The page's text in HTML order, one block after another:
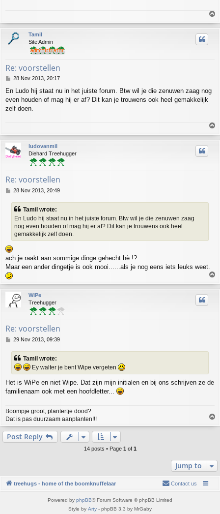
p
Tamil
Site Admin
Re: voorstellen
P
s
t
28 Nov 2013, 20:17
En Ludo hij staat nu in het juiste forum. Btw wil je die zenuwen zaag nog
even houden of mag hij er af? Dit kan je trouwens ook heel gemakkelijk
zelf doen.
o
p
ludovanmil
Diehard Treehugger
Re: voorstellen
P
s
28 Nov 2013, 20:49
Tamil wrote:
En Ludo hij staat nu in het juiste forum. Btw wil je die zenuwen zaag
nog even houden of mag hij er af? Dit kan je trouwens ook heel
gemakkelijk zelf doen.
ach je raakt aan sommige dinge gehecht hè !?
Maar een ander dingetje is ook mooi......als je nog eens iets leuks weet.
o
p
WiPe
Treehugger
Re: voorstellen
P
s
29 Nov 2013, 09:39
Tamil wrote:
Ey walter je bent Wipe vergeten
Het is WiPe en niet Wipe. Dat zijn mijn initialen en bij ons schrijven ze de
familienaam ook met een hoofdletter...
Boompje groot, plantertje dood?
Dat is pas duurzaam aanplanten!!!
Post Reply
14 posts • Page 1 of 1
Jump to
treehugs - home of the boomknuffelaar Contact us
Powered by phpBB® Forum Software © phpBB Limited
Style by Arty - phpBB 3.3 by MrGaby